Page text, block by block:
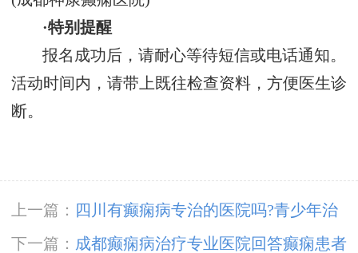
·特别提醒
报名成功后，请耐心等待短信或电话通知。
活动时间内，请带上既往检查资料，方便医生诊
断。
上一篇：
四川有癫痫病专治的医院吗?青少年治
疗时要注意什么?
下一篇： 成都癫痫病治疗专业医院回答癫痫患者